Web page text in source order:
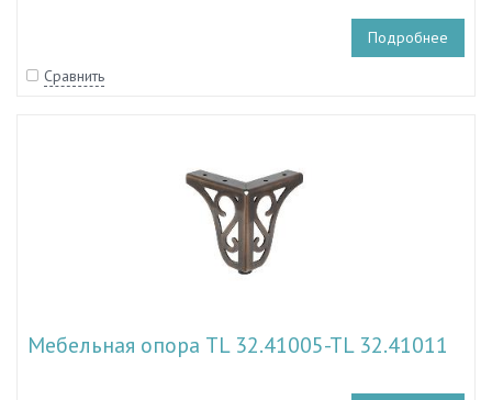
Подробнее
Сравнить
Мебельная опора TL 32.41005-TL 32.41011